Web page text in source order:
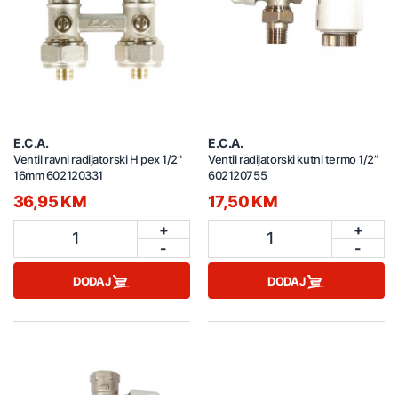
E.C.A.
Ventil ravni radijatorski H pex 1/2"
16mm 602120331
36,95 KM
1
+
-
DODAJ
E.C.A.
Ventil radijatorski kutni termo 1/2”
602120755
17,50 KM
1
+
-
DODAJ